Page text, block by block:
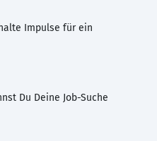
Impulse für ein
Du Deine Job-Suche